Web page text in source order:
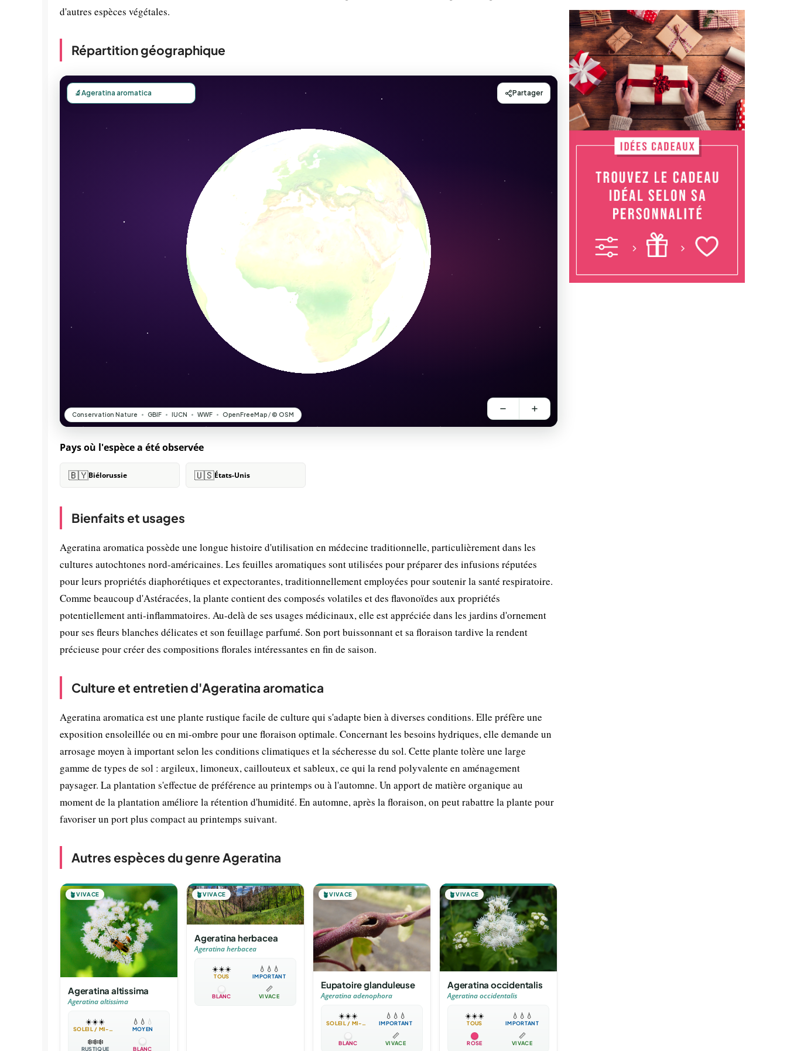
d'autres espèces végétales.
Répartition géographique
Pays où l'espèce a été observée
🇧🇾Biélorussie 🇺🇸États-Unis
Bienfaits et usages
Ageratina aromatica possède une longue histoire d'utilisation en médecine traditionnelle, particulièrement dans les
cultures autochtones nord-américaines. Les feuilles aromatiques sont utilisées pour préparer des infusions réputées
pour leurs propriétés diaphorétiques et expectorantes, traditionnellement employées pour soutenir la santé respiratoire.
Comme beaucoup d'Astéracées, la plante contient des composés volatiles et des flavonoïdes aux propriétés
potentiellement anti-inflammatoires. Au-delà de ses usages médicinaux, elle est appréciée dans les jardins d'ornement
pour ses fleurs blanches délicates et son feuillage parfumé. Son port buissonnant et sa floraison tardive la rendent
précieuse pour créer des compositions florales intéressantes en fin de saison.
Culture et entretien d'Ageratina aromatica
Ageratina aromatica est une plante rustique facile de culture qui s'adapte bien à diverses conditions. Elle préfère une
exposition ensoleillée ou en mi-ombre pour une floraison optimale. Concernant les besoins hydriques, elle demande un
arrosage moyen à important selon les conditions climatiques et la sécheresse du sol. Cette plante tolère une large
gamme de types de sol : argileux, limoneux, caillouteux et sableux, ce qui la rend polyvalente en aménagement
paysager. La plantation s'effectue de préférence au printemps ou à l'automne. Un apport de matière organique au
moment de la plantation améliore la rétention d'humidité. En automne, après la floraison, on peut rabattre la plante pour
favoriser un port plus compact au printemps suivant.
Autres espèces du genre Ageratina
🪴VIVACE
Ageratina altissima
Ageratina altissima
☀️☀️☀️
SOLEIL / MI-OMBRE
💧 💧 💧
MOYEN
❄️❄️❄️
RUSTIQUE BLANC
🪴VIVACE
Ageratina herbacea
Ageratina herbacea
☀️☀️☀️
TOUS
💧 💧 💧
IMPORTANT
BLANC
📏
VIVACE
🪴VIVACE
Eupatoire glanduleuse
Ageratina adenophora
☀️☀️☀️
SOLEIL / MI-OMBRE
💧 💧 💧
IMPORTANT
BLANC
📏
VIVACE
🪴VIVACE
Ageratina occidentalis
Ageratina occidentalis
☀️☀️☀️
TOUS
💧 💧 💧
IMPORTANT
ROSE
📏
VIVACE